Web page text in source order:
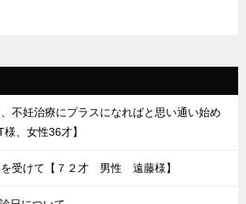
不妊治療にプラスになればと思い通い始め
、女性36才】
を受けて【７２才 男性 遠藤様】